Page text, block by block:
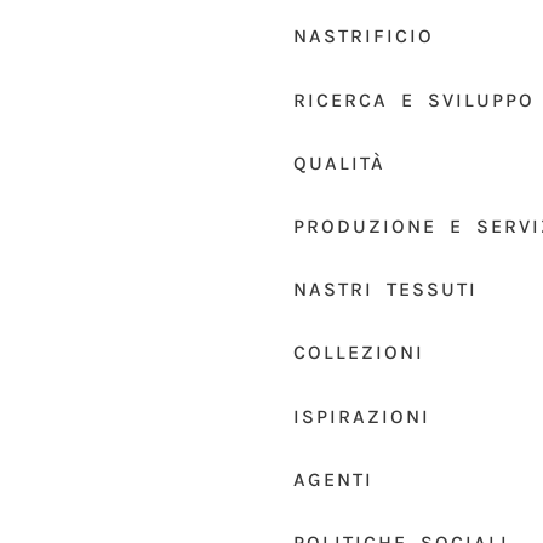
NASTRIFICIO
RICERCA E SVILUPPO
QUALITÀ
PRODUZIONE E
NASTRI TESSUTI
COLLEZIONI
ISPIRAZIONI
AGENTI